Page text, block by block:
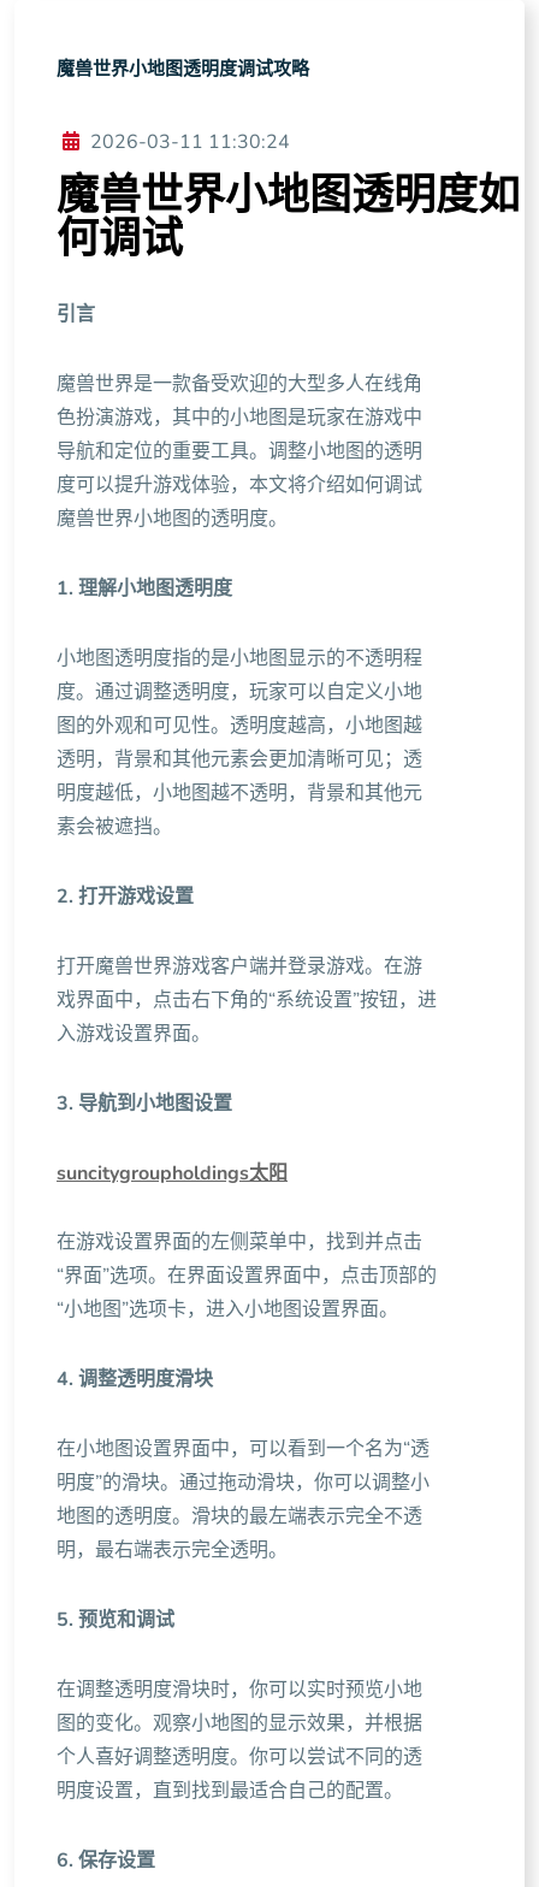
魔兽世界小地图透明度调试攻略
2026-03-11 11:30:24
魔兽世界小地图透明度如
何调试
引言
魔兽世界是一款备受欢迎的大型多人在线角
色扮演游戏，其中的小地图是玩家在游戏中
导航和定位的重要工具。调整小地图的透明
度可以提升游戏体验，本文将介绍如何调试
魔兽世界小地图的透明度。
1. 理解小地图透明度
小地图透明度指的是小地图显示的不透明程
度。通过调整透明度，玩家可以自定义小地
图的外观和可见性。透明度越高，小地图越
透明，背景和其他元素会更加清晰可见；透
明度越低，小地图越不透明，背景和其他元
素会被遮挡。
2. 打开游戏设置
打开魔兽世界游戏客户端并登录游戏。在游
戏界面中，点击右下角的“系统设置”按钮，进
入游戏设置界面。
3. 导航到小地图设置
suncitygroupholdings太阳
在游戏设置界面的左侧菜单中，找到并点击
“界面”选项。在界面设置界面中，点击顶部的
“小地图”选项卡，进入小地图设置界面。
4. 调整透明度滑块
在小地图设置界面中，可以看到一个名为“透
明度”的滑块。通过拖动滑块，你可以调整小
地图的透明度。滑块的最左端表示完全不透
明，最右端表示完全透明。
5. 预览和调试
在调整透明度滑块时，你可以实时预览小地
图的变化。观察小地图的显示效果，并根据
个人喜好调整透明度。你可以尝试不同的透
明度设置，直到找到最适合自己的配置。
6. 保存设置